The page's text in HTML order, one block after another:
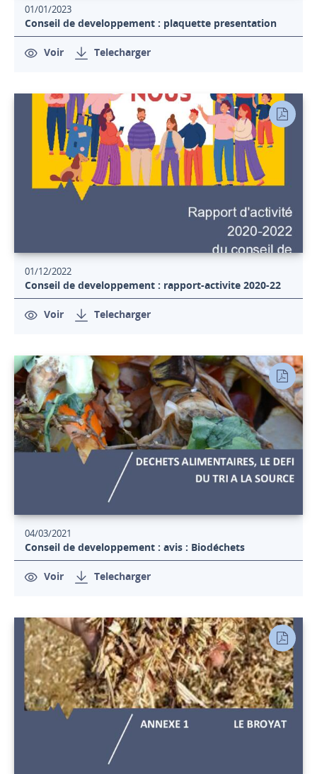
01/01/2023
Conseil de developpement : plaquette presentation
Voir Telecharger
01/12/2022
Conseil de developpement : rapport-activite 2020-22
Voir Telecharger
04/03/2021
Conseil de developpement : avis : Biodéchets
Voir Telecharger